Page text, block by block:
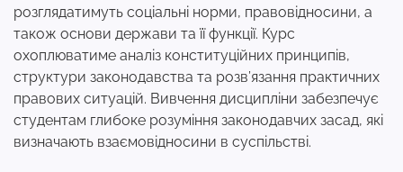
розглядатимуть соціальні норми, правовідносини, а
також основи держави та її функції. Курс
охоплюватиме аналіз конституційних принципів,
структури законодавства та розв’язання практичних
правових ситуацій. Вивчення дисципліни забезпечує
студентам глибоке розуміння законодавчих засад, які
визначають взаємовідносини в суспільстві.